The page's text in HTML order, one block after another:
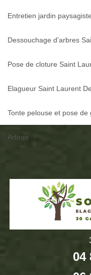
Entretien jardin
Dessouchage d'arbres
Pose de cloture Saint
Elagueur Saint Laurent
Tonte pelouse et pose
Arbres
04